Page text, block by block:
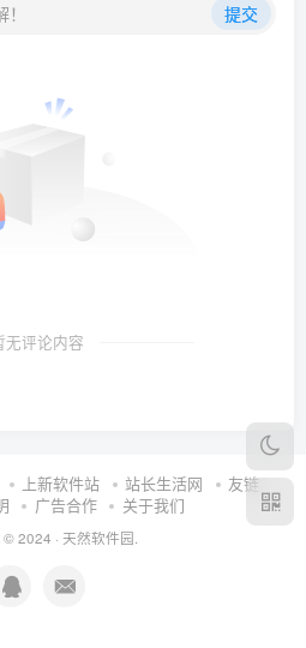
提交
无评论内容
上新软件站 站长生活网
友链
广告合作 关于我们
2024 · 天然软件园.